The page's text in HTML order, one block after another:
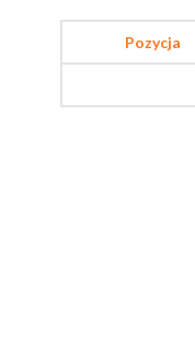
Pozycja